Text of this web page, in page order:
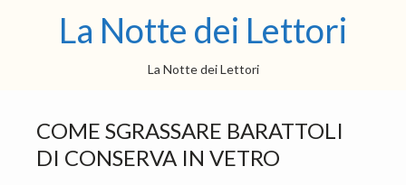
o
m
o
p
o
f
La Notte dei Lettori
La Notte dei Lettori
COME SGRASSARE BARATTOLI
DI CONSERVA IN VETRO​